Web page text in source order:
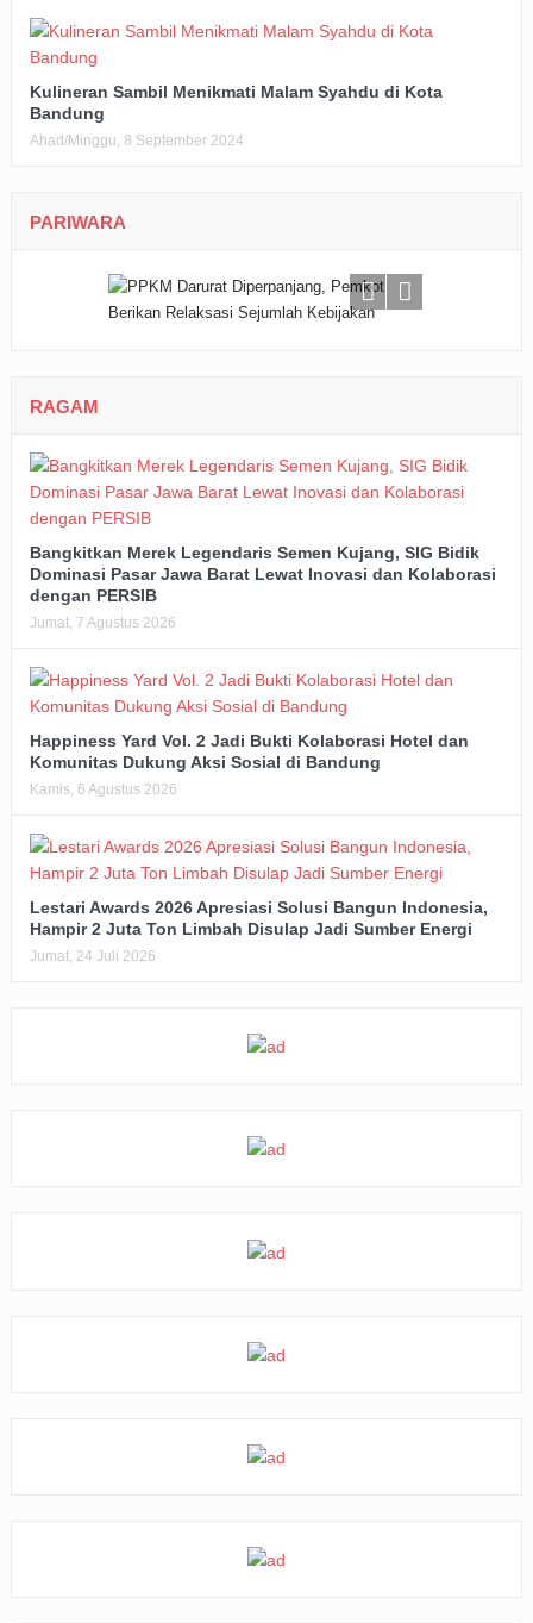
Kulineran Sambil Menikmati Malam Syahdu di Kota
Bandung
Ahad/Minggu, 8 September 2024
PARIWARA
RAGAM
Bangkitkan Merek Legendaris Semen Kujang, SIG Bidik
Dominasi Pasar Jawa Barat Lewat Inovasi dan Kolaborasi
dengan PERSIB
Jumat, 7 Agustus 2026
Happiness Yard Vol. 2 Jadi Bukti Kolaborasi Hotel dan
Komunitas Dukung Aksi Sosial di Bandung
Kamis, 6 Agustus 2026
Lestari Awards 2026 Apresiasi Solusi Bangun Indonesia,
Hampir 2 Juta Ton Limbah Disulap Jadi Sumber Energi
Jumat, 24 Juli 2026